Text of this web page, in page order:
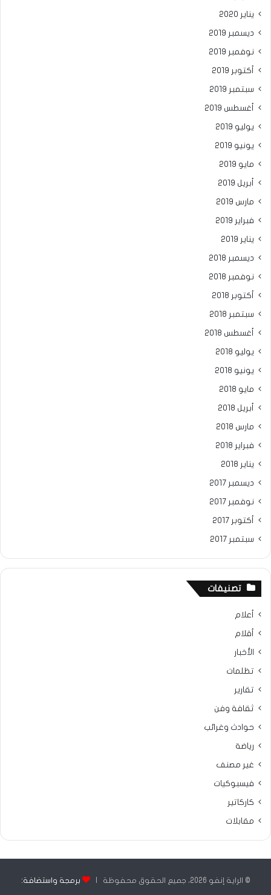
يناير 2020
ديسمبر 2019
نوفمبر 2019
أكتوبر 2019
سبتمبر 2019
أغسطس 2019
يوليو 2019
يونيو 2019
مايو 2019
أبريل 2019
مارس 2019
فبراير 2019
يناير 2019
ديسمبر 2018
نوفمبر 2018
أكتوبر 2018
سبتمبر 2018
أغسطس 2018
يوليو 2018
يونيو 2018
مايو 2018
أبريل 2018
مارس 2018
فبراير 2018
يناير 2018
ديسمبر 2017
نوفمبر 2017
أكتوبر 2017
سبتمبر 2017
تصنيفات
أعلام
أقلام
الأخبار
تظلمات
تقارير
ثقافة وفن
حوادث وغرائب
رياضة
غير مصنف
فيسبوكيات
كاركاتير
مقابلات
© الراية إنفو 2026، جميع الحقوق محفوظة | برمجة واستضافة: